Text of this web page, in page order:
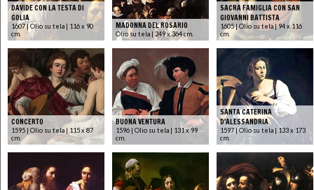
DAVIDE CON LA TESTA DI
GOLIA
1607 | Olio su tela | 116 x 90
cm.
MADONNA DEL ROSARIO
Olio su tela | 249 x 364 cm.
SACRA FAMIGLIA CON SAN
GIOVANNI BATTISTA
1605 | Olio su tela | 94 x 116
cm.
CONCERTO
1595 | Olio su tela | 115 x 87
cm.
BUONA VENTURA
1596 | Olio su tela | 131 x 99
cm.
SANTA CATERINA
D'ALESSANDRIA
1597 | Olio su tela | 133 x 173
cm.